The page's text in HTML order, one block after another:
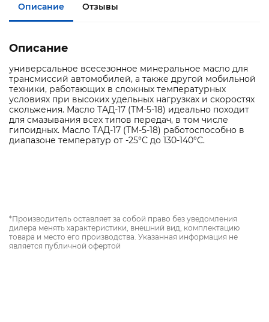
Описание Отзывы
Описание
универсальное всесезонное минеральное масло для
трансмиссий автомобилей, а также другой мобильной
техники, работающих в сложных температурных
условиях при высоких удельных нагрузках и скоростях
скольжения. Масло ТАД-17 (ТМ-5-18) идеально походит
для смазывания всех типов передач, в том числе
гипоидных. Масло ТАД-17 (ТМ-5-18) работоспособно в
диапазоне температур от -25°С до 130-140°С.
*Производитель оставляет за собой право без уведомления
дилера менять характеристики, внешний вид, комплектацию
товара и место его производства. Указанная информация не
является публичной офертой